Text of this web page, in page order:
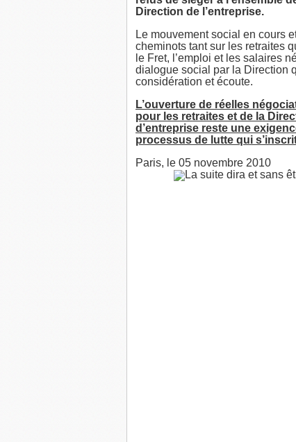
Direction de l’entreprise.
Le mouvement social en cours
cheminots tant sur les retraites
le Fret, l’emploi et les salaires
dialogue social par la Direction
considération et écoute.
L’ouverture de réelles
pour les retraites et de la
d’entreprise reste une
processus de lutte qui
Paris, le 05 novembre 2010
La suite dira et sans